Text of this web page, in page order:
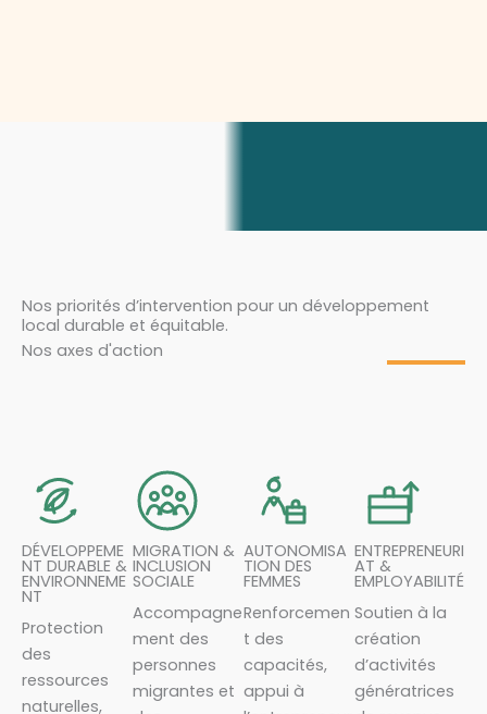
Nos priorités d’intervention pour un développement
local durable et équitable.
Nos axes d'action
DÉVELOPPEME
NT DURABLE &
ENVIRONNEME
NT
Protection
des
ressources
naturelles,
MIGRATION &
INCLUSION
SOCIALE
Accompagne
ment des
personnes
migrantes et
AUTONOMISA
TION DES
FEMMES
Renforcemen
t des
capacités,
appui à
ENTREPRENEURI
AT &
EMPLOYABILITÉ
Soutien à la
création
d’activités
génératrices